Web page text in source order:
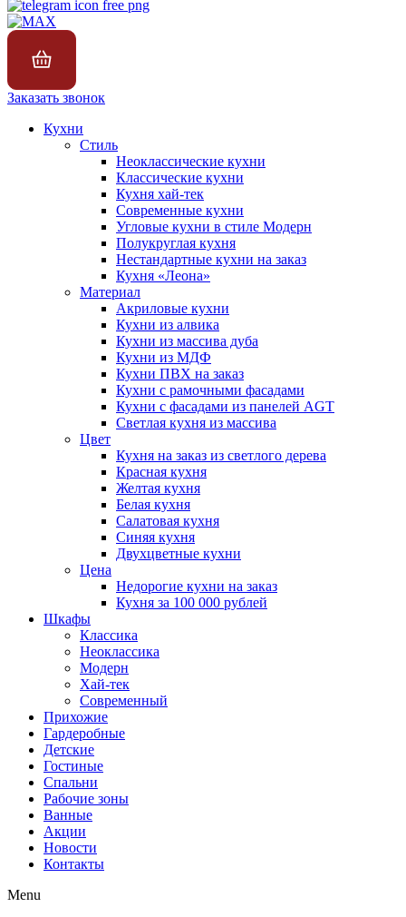
Заказать звонок
Кухни
Стиль
Неоклассические кухни
Классические кухни
Кухня хай-тек
Современные кухни
Угловые кухни в стиле Модерн
Полукруглая кухня
Нестандартные кухни на заказ
Кухня «Леона»
Материал
Акриловые кухни
Кухни из алвика
Кухни из массива дуба
Кухни из МДФ
Кухни ПВХ на заказ
Кухни с рамочными фасадами
Кухни с фасадами из панелей AGT
Светлая кухня из массива
Цвет
Кухня на заказ из светлого дерева
Красная кухня
Желтая кухня
Белая кухня
Салатовая кухня
Синяя кухня
Двухцветные кухни
Цена
Недорогие кухни на заказ
Кухня за 100 000 рублей
Шкафы
Классика
Неоклассика
Модерн
Хай-тек
Современный
Прихожие
Гардеробные
Детские
Гостиные
Спальни
Рабочие зоны
Ванные
Акции
Новости
Контакты
Menu